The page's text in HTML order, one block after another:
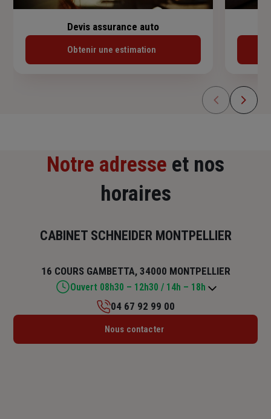
Devis assurance auto
Obtenir une estimation
Notre adresse et nos
horaires
CABINET SCHNEIDER MONTPELLIER
16 COURS GAMBETTA, 34000 MONTPELLIER
Ouvert 08h30 – 12h30 / 14h – 18h
Lundi : 08h30 – 12h30 / 14h – 18h
04 67 92 99 00
Nous contacter